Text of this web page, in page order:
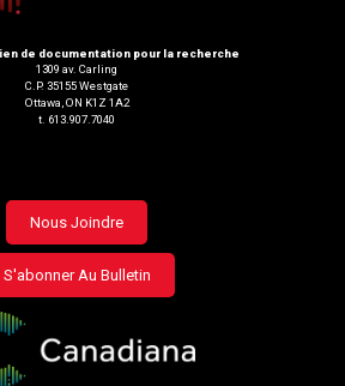
de documentation pour la recherche
1309 av. Carling
C.P. 35155 Westgate
Ottawa, ON K1Z 1A2
t. 613.907.7040
Nous Joindre
S'abonner Au Bulletin